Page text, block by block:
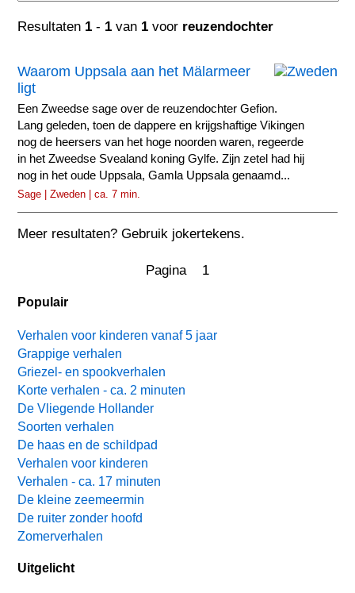
Resultaten 1 - 1 van 1 voor reuzendochter
Waarom Uppsala aan het Mälarmeer
ligt
Een Zweedse sage over de reuzendochter Gefion.
Lang geleden, toen de dappere en krijgshaftige Vikingen
nog de heersers van het hoge noorden waren, regeerde
in het Zweedse Svealand koning Gylfe. Zijn zetel had hij
nog in het oude Uppsala, Gamla Uppsala genaamd...
Sage | Zweden | ca. 7 min.
Meer resultaten? Gebruik jokertekens.
Pagina 1
Populair
Verhalen voor kinderen vanaf 5 jaar
Grappige verhalen
Griezel- en spookverhalen
Korte verhalen - ca. 2 minuten
De Vliegende Hollander
Soorten verhalen
De haas en de schildpad
Verhalen voor kinderen
Verhalen - ca. 17 minuten
De kleine zeemeermin
De ruiter zonder hoofd
Zomerverhalen
Uitgelicht